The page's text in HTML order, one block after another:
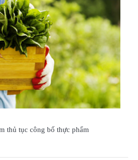
thủ tục công bố thực phẩm